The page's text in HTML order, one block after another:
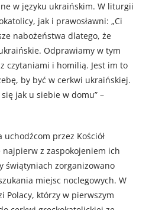
w języku ukraińskim. W liturgii
jak i prawosławni: „Ci
nabożeństwa dlatego, że
Odprawiamy w tym
czytaniami i homilią. Jest im to
by być w cerkwi ukraińskiej.
jak u siebie w domu” –
przez Kościół
najpierw z zaspokojeniem ich
świątyniach zorganizowano
miejsc noclegowych. W
Polacy, którzy w pierwszym